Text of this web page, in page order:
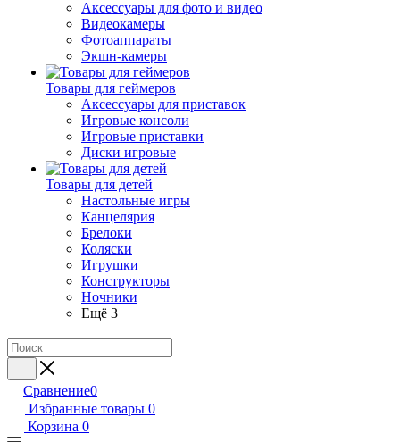
Аксессуары для фото и видео
Видеокамеры
Фотоаппараты
Экшн-камеры
Товары для геймеров
Аксессуары для приставок
Игровые консоли
Игровые приставки
Диски игровые
Товары для детей
Настольные игры
Канцелярия
Брелоки
Коляски
Игрушки
Конструкторы
Ночники
Ещё 3
Сравнение0
Избранные товары 0
Корзина 0